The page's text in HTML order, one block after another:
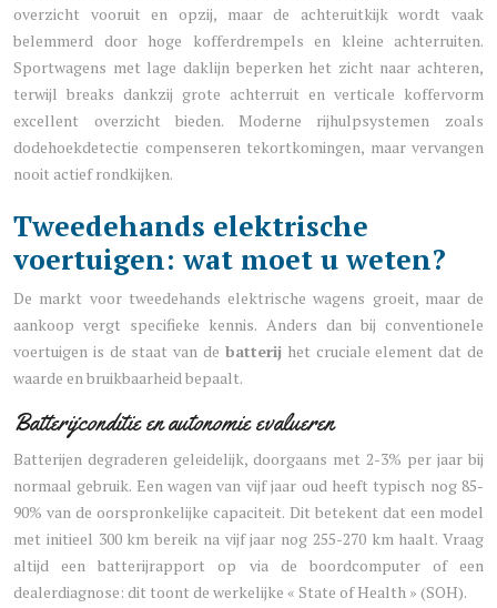
overzicht vooruit en opzij, maar de achteruitkijk wordt vaak
belemmerd door hoge kofferdrempels en kleine achterruiten.
Sportwagens met lage daklijn beperken het zicht naar achteren,
terwijl breaks dankzij grote achterruit en verticale koffervorm
excellent overzicht bieden. Moderne rijhulpsystemen zoals
dodehoekdetectie compenseren tekortkomingen, maar vervangen
nooit actief rondkijken.
Tweedehands elektrische
voertuigen: wat moet u weten?
De markt voor tweedehands elektrische wagens groeit, maar de
aankoop vergt specifieke kennis. Anders dan bij conventionele
voertuigen is de staat van de batterij het cruciale element dat de
waarde en bruikbaarheid bepaalt.
Batterijconditie en autonomie evalueren
Batterijen degraderen geleidelijk, doorgaans met 2-3% per jaar bij
normaal gebruik. Een wagen van vijf jaar oud heeft typisch nog 85-
90% van de oorspronkelijke capaciteit. Dit betekent dat een model
met initieel 300 km bereik na vijf jaar nog 255-270 km haalt. Vraag
altijd een batterijrapport op via de boordcomputer of een
dealerdiagnose: dit toont de werkelijke « State of Health » (SOH).